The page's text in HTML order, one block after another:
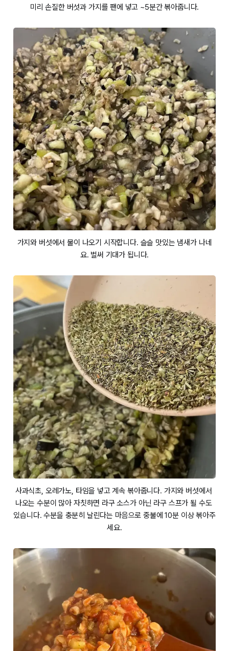
미리 손질한 버섯과 가지를 팬에 넣고 ~5분간 볶아줍니다.
가지와 버섯에서 물이 나오기 시작합니다. 슬슬 맛있는 냄새가 나네
요. 벌써 기대가 됩니다.
사과식초, 오레가노, 타임을 넣고 계속 볶아줍니다. 가지와 버섯에서
나오는 수분이 많아 자칫하면 라구 소스가 아닌 라구 스프가 될 수도
있습니다. 수분을 충분히 날린다는 마음으로 중불에 10분 이상 볶아주
세요.